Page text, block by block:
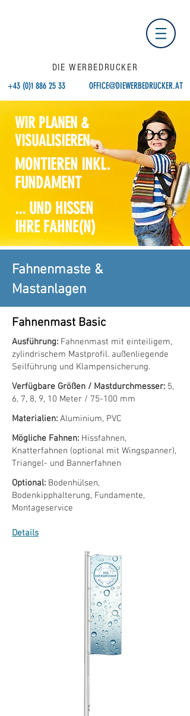
DIE WERBEDRUCKER
+43 (0)1 886 25 33
OFFICE@DIEWERBEDRUCKER.AT
WIR PLANEN &
VISUALISIEREN
MONTIEREN INKL.
FUNDAMENT
... UND HISSEN
IHRE FAHNE(N)
Fahnenmaste &
Mastanlagen
Fahnenmast Basic
Ausführung: Fahnenmast mit einteiligem,
zylindrischem Mastprofil. außenliegende
Seilführung und Klampensicherung.
Verfügbare Größen / Mastdurchmesser: 5,
6, 7, 8, 9, 10 Meter / 75-100 mm
Materialien: Aluminium, PVC
Mögliche Fahnen: Hissfahnen,
Knatterfahnen (optional mit Wingspanner),
Triangel- und Bannerfahnen
Optional: Bodenhülsen,
Bodenkipphalterung, Fundamente,
Montageservice
Details